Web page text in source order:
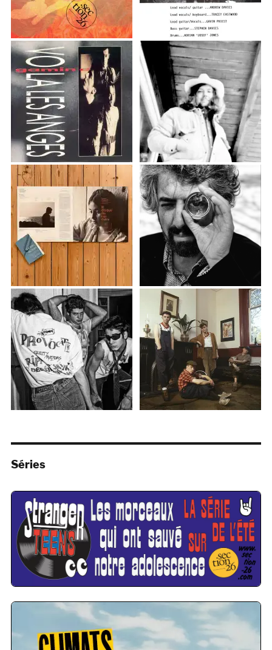
Séries